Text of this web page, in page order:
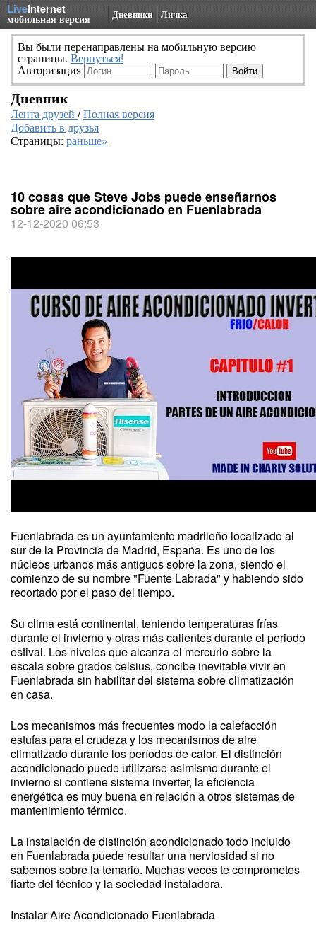
LiveInternet
мобильная версия Дневники Личка
Вы были перенаправлены на мобильную версию
страницы. Вернуться!
Авторизация
Дневник
Лента друзей /Полная версия
Добавить в друзья
Страницы: раньше»
10 cosas que Steve Jobs puede enseñarnos
sobre aire acondicionado en Fuenlabrada
12-12-2020 06:53
Fuenlabrada es un ayuntamiento madrileño localizado al
sur de la Provincia de Madrid, España. Es uno de los
núcleos urbanos más antiguos sobre la zona, siendo el
comienzo de su nombre "Fuente Labrada" y habiendo sido
recortado por el paso del tiempo.
Su clima está continental, teniendo temperaturas frías
durante el invierno y otras más calientes durante el periodo
estival. Los niveles que alcanza el mercurio sobre la
escala sobre grados celsius, concibe inevitable vivir en
Fuenlabrada sin habilitar del sistema sobre climatización
en casa.
Los mecanismos más frecuentes modo la calefacción
estufas para el crudeza y los mecanismos de aire
climatizado durante los períodos de calor. El distinción
acondicionado puede utilizarse asimismo durante el
invierno si contiene sistema inverter, la eficiencia
energética es muy buena en relación a otros sistemas de
mantenimiento térmico.
La instalación de distinción acondicionado todo incluido
en Fuenlabrada puede resultar una nerviosidad si no
sabemos sobre la temario. Muchas veces te comprometes
fiarte del técnico y la sociedad instaladora.
Instalar Aire Acondicionado Fuenlabrada